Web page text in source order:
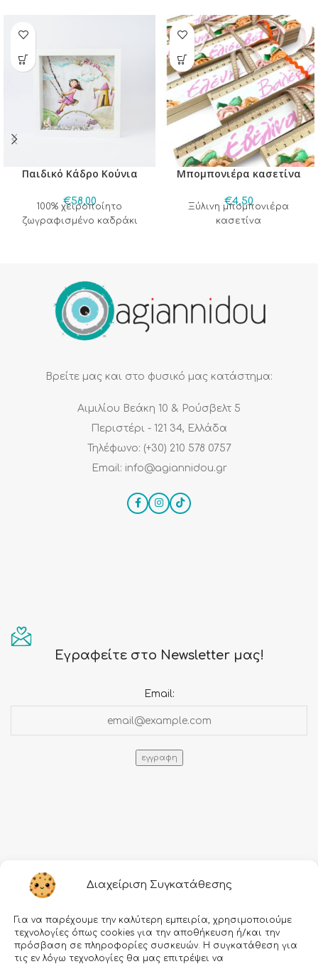
Διαχείριση Συγκατάθεσης
Για να παρέχουμε την καλύτερη εμπειρία, χρησιμοποιούμε
τεχνολογίες όπως cookies για την αποθήκευση ή/και την
πρόσβαση σε πληροφορίες συσκευών. Η συγκατάθεση για
τις εν λόγω τεχνολογίες θα μας επιτρέψει να
Παιδικό Κάδρο Κούνια
€58,00
100% χειροποίητο
ζωγραφισμένο καδράκι
Μπομπονιέρα κασετίνα
€4,50
Ξύλινη μπομπονιέρα
κασετίνα
Βρείτε μας και στο φυσικό μας κατάστημα:
Αιμιλίου Βεάκη 10 & Ρούσβελτ 5
Περιστέρι - 121 34, Ελλάδα
Τηλέφωνο: (+30) 210 578 0757
Email: info@agiannidou.gr
Εγραφείτε στο Newsletter μας!
Email:
Πληροφορίες
Τρόποι πληρωμής
Όροι χρήσης